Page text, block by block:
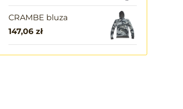
CRAMBE bluza
147,06 zł